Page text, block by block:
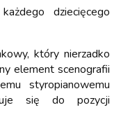
dziecięcego
który nierzadko
element scenografii
styropianowemu
się do pozycji